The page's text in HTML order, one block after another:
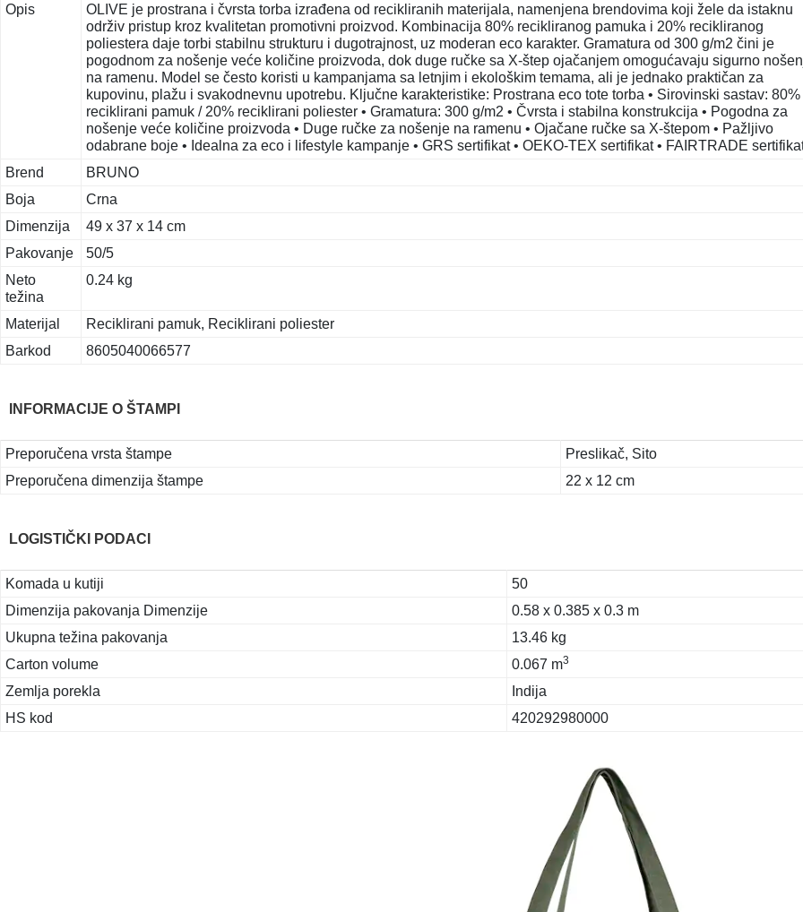
Opis
OLIVE je prostrana i čvrsta torba izrađena od recikliranih materijala, namenjena brendovima koji žele da istaknu
održiv pristup kroz kvalitetan promotivni proizvod. Kombinacija 80% recikliranog pamuka i 20% recikliranog
poliestera daje torbi stabilnu strukturu i dugotrajnost, uz moderan eco karakter. Gramatura od 300 g/m2 čini je
pogodnom za nošenje veće količine proizvoda, dok duge ručke sa X-štep ojačanjem omogućavaju sigurno
na ramenu. Model se često koristi u kampanjama sa letnjim i ekološkim temama, ali je jednako praktičan za
kupovinu, plažu i svakodnevnu upotrebu. Ključne karakteristike: Prostrana eco tote torba • Sirovinski sastav: 80%
reciklirani pamuk / 20% reciklirani poliester • Gramatura: 300 g/m2 • Čvrsta i stabilna konstrukcija • Pogodna za
nošenje veće količine proizvoda • Duge ručke za nošenje na ramenu • Ojačane ručke sa X-štepom • Pažljivo
odabrane boje • Idealna za eco i lifestyle kampanje • GRS sertifikat • OEKO-TEX sertifikat • FAIRTRADE
Brend
BRUNO
Boja
Crna
Dimenzija
49 x 37 x 14 cm
Pakovanje
50/5
Neto
težina
0.24 kg
Materijal
Reciklirani pamuk, Reciklirani poliester
Barkod
8605040066577
INFORMACIJE O ŠTAMPI
Preporučena vrsta štampe
Preslikač, Sito
Preporučena dimenzija štampe
22 x 12 cm
LOGISTIČKI PODACI
Komada u kutiji
50
Dimenzija pakovanja Dimenzije
0.58 x 0.385 x 0.3 m
Ukupna težina pakovanja
13.46 kg
Carton volume
0.067 m3
Zemlja porekla
Indija
HS kod
420292980000